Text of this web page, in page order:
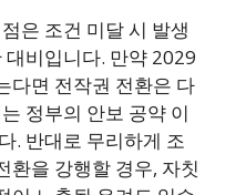
은 조건 미달 시 발생
대비입니다. 만약 2029
다면 전작권 전환은 다
정부의 안보 공약 이
. 반대로 무리하게 조
환을 강행할 경우, 자칫